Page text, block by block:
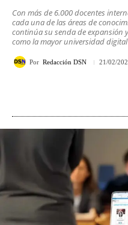
Con más de 6.000 docentes
cada una de las áreas de
continúa su senda de expansión
como la mayor universidad
Por Redacción DSN 21/02/